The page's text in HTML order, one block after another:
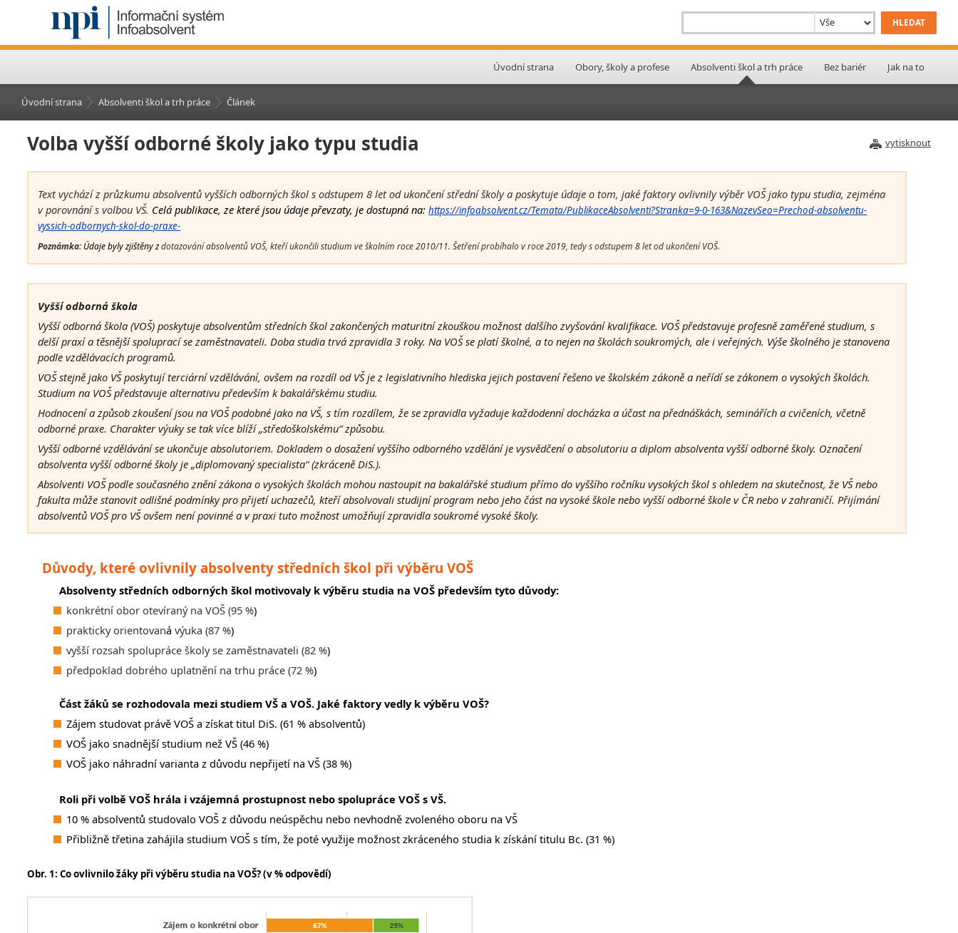
Úvodní strana Obory, školy a profese Absolventi škol a trh práce Bez bariér Jak na to
Úvodní strana Absolventi škol a trh práce Článek
vytisknout
Volba vyšší odborné školy jako typu studia
Text vychází z průzkumu absolventů vyšších odborných škol s odstupem 8 let od ukončení střední školy a poskytuje údaje o tom, jaké faktory ovlivnily výběr VOŠ jako typu studia, zejména
v porovnání s volbou VŠ. Celá publikace, ze které jsou údaje převzaty, je dostupná na:https://infoabsolvent.cz/Temata/PublikaceAbsolventi?Stranka=9-0-163&NazevSeo=Prechod-absolventu-
vyssich-odbornych-skol-do-praxe-
Poznámka: Údaje byly zjištěny zdotazování absolventů VOŠ, kteří ukončili studium ve školním roce 2010/11. Šetření probíhalo v roce 2019, tedy s odstupem 8 let od ukončení VOŠ.
Vyšší odborná škola
Vyšší odborná škola (VOŠ) poskytuje absolventům středních škol zakončených maturitní zkouškou možnost dalšího zvyšování kvalifikace. VOŠ představuje profesně zaměřené studium, s
delší praxí a těsnější spoluprací se zaměstnavateli. Doba studia trvá zpravidla 3 roky. Na VOŠ se platí školné, a to nejen na školách soukromých, ale i veřejných. Výše školného je stanovena
podle vzdělávacích programů.
VOŠ stejně jako VŠ poskytují terciární vzdělávání, ovšem na rozdíl od VŠ je z legislativního hlediska jejich postavení řešeno ve školském zákoně a neřídí se zákonem o vysokých školách.
Studium na VOŠ představuje alternativu především k bakalářskému studiu.
Hodnocení a způsob zkoušení jsou na VOŠ podobné jako na VŠ, s tím rozdílem, že se zpravidla vyžaduje každodenní docházka a účast na přednáškách, seminářích a cvičeních, včetně
odborné praxe. Charakter výuky se tak více blíží „středoškolskému“ způsobu.
Vyšší odborné vzdělávání se ukončuje absolutoriem. Dokladem o dosažení vyššího odborného vzdělání je vysvědčení o absolutoriu a diplom absolventa vyšší odborné školy. Označení
absolventa vyšší odborné školy je„diplomovaný specialista“(zkráceně DiS.).
Absolventi VOŠ podle současného znění zákona o vysokých školách mohou nastoupit na bakalářské studium přímo do vyššího ročníku vysokých škol s ohledem na skutečnost, že VŠ nebo
fakulta může stanovit odlišné podmínky pro přijetí uchazečů, kteří absolvovali studijní program nebo jeho část na vysoké škole nebo vyšší odborné škole v ČR nebo v zahraničí. Přijímání
absolventů VOŠ pro VŠ ovšem není povinné a v praxi tuto možnost umožňují zpravidla soukromé vysoké školy.
Důvody, které ovlivnily absolventy středních škol při výběru VOŠ
Absolventy středních odborných škol motivovaly k výběru studia na VOŠ především tyto důvody:
konkrétní obor otevíraný na VOŠ (95 %)
prakticky orientovaná výuka (87 %)
vyšší rozsah spolupráce školy se zaměstnavateli (82 %)
předpoklad dobrého uplatnění na trhu práce (72 %)
Část žáků se rozhodovala mezi studiem VŠ a VOŠ. Jaké faktory vedly k výběru VOŠ?
Zájem studovat právě VOŠ a získat titul DiS. (61 % absolventů)
VOŠ jako snadnější studium než VŠ (46 %)
VOŠ jako náhradní varianta z důvodu nepřijetí na VŠ (38 %)
Roli při volbě VOŠ hrála i vzájemná prostupnost nebo spolupráce VOŠ s VŠ.
10 % absolventů studovalo VOŠ z důvodu neúspěchu nebo nevhodně zvoleného oboru na VŠ
Přibližně třetina zahájila studium VOŠ s tím, že poté využije možnost zkráceného studia k získání titulu Bc. (31 %)
Obr. 1: Co ovlivnilo žáky při výběru studia na VOŠ? (v % odpovědí)